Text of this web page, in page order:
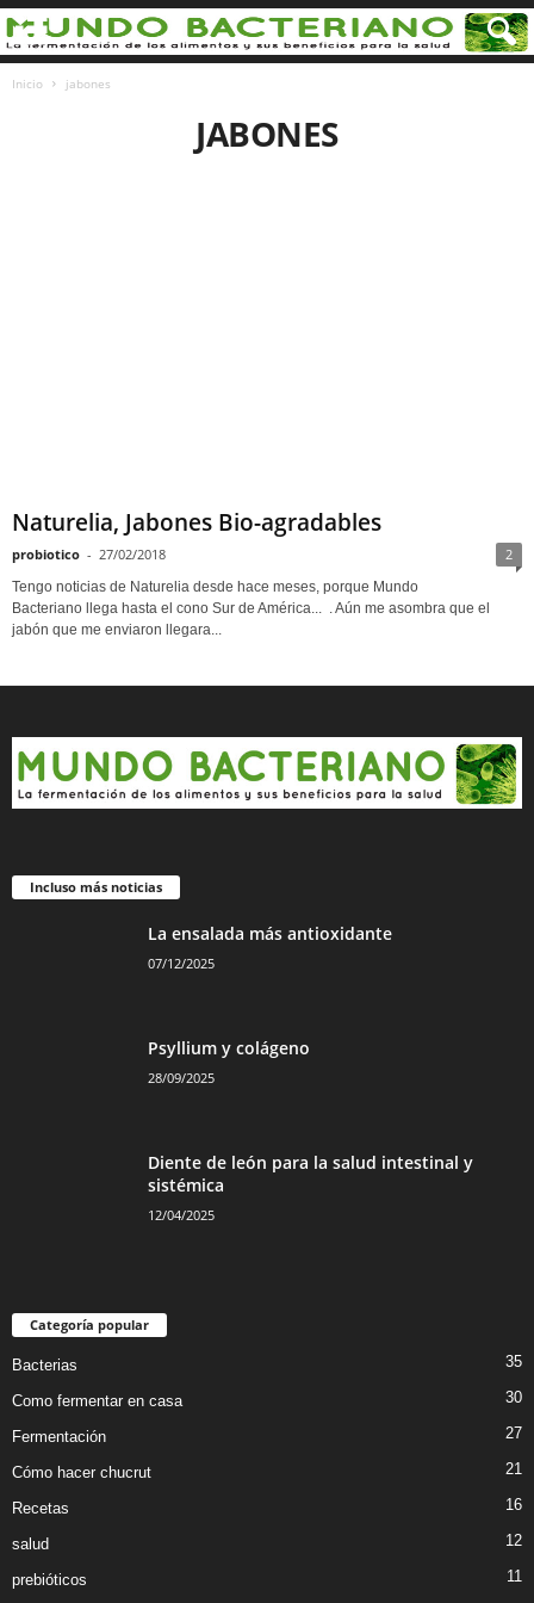
Inicio jabones
JABONES
Naturelia, Jabones Bio-agradables
probiotico - 27/02/2018 2
Tengo noticias de Naturelia desde hace meses, porque Mundo
Bacteriano llega hasta el cono Sur de América... . Aún me asombra que el
jabón que me enviaron llegara...
Incluso más noticias
La ensalada más antioxidante
07/12/2025
Psyllium y colágeno
28/09/2025
Diente de león para la salud intestinal y
sistémica
12/04/2025
Categoría popular
Bacterias 35
Como fermentar en casa 30
Fermentación 27
Cómo hacer chucrut 21
Recetas 16
salud 12
prebióticos 11